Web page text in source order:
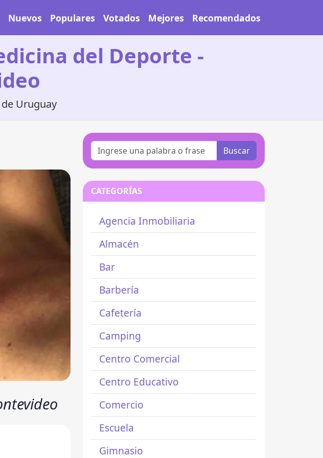
Nuevos Populares Votados Mejores Recomendados
del Deporte -
Uruguay
Buscar
CATEGORÍAS
Agencia Inmobiliaria
Almacén
Bar
Barbería
Cafetería
Camping
Centro Comercial
Centro Educativo
Comercio
Escuela
Gimnasio